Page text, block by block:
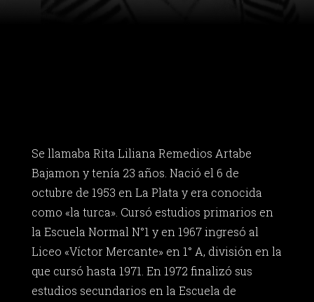
Se llamaba Rita Liliana Remedios Artabe
Bajamon y tenía 23 años. Nació el 6 de
octubre de 1953 en La Plata y era conocida
como «la turca». Cursó estudios primarios en
la Escuela Normal N°1 y en 1967 ingresó al
Liceo «Víctor Mercante» en 1° A, división en la
que cursó hasta 1971. En 1972 finalizó sus
estudios secundarios en la Escuela de